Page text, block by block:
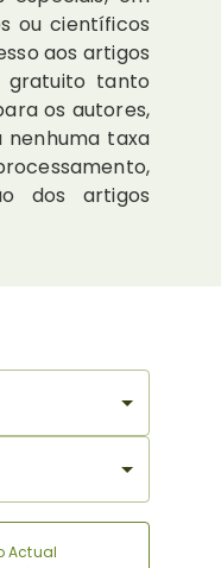
ou científicos
aos artigos
gratuito tanto
os autores,
nenhuma taxa
dos artigos
Actual